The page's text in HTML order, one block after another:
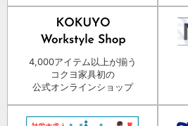
4,000アイテム以上が揃う
コクヨ家具初の
公式オンラインショップ